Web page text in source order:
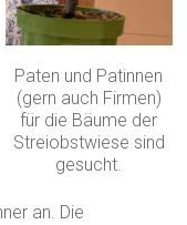
Paten und Patinnen
(gern auch Firmen)
für die Bäume der
Streiobstwiese sind
gesucht.
an. Die